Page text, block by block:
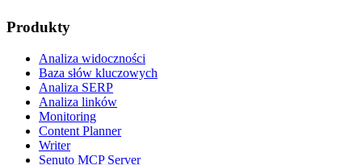
Produkty
Analiza widoczności
Baza słów kluczowych
Analiza SERP
Analiza linków
Monitoring
Content Planner
Writer
Senuto MCP Server